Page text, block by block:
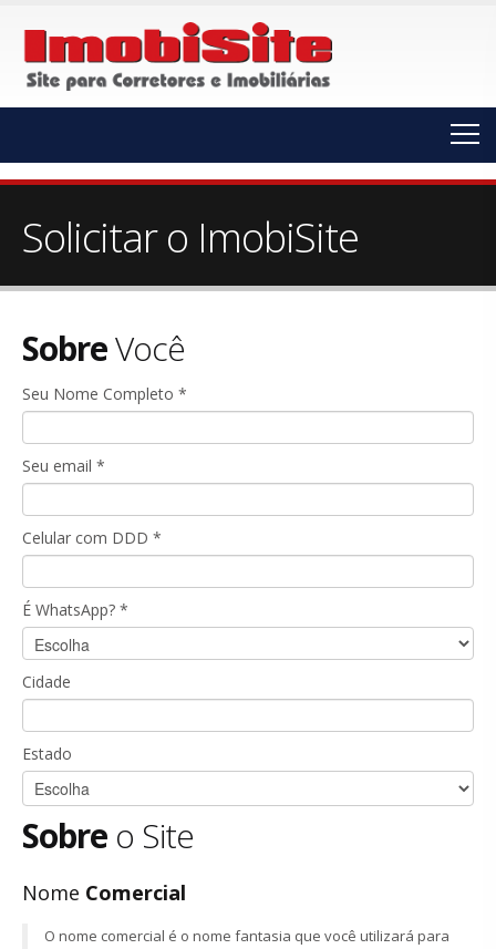
Solicitar o ImobiSite
SobreVocê
Seu Nome Completo *
Seu email *
Celular com DDD *
É WhatsApp? *
Cidade
Estado
Sobre o Site
Nome Comercial
O nome comercial é o nome fantasia que você utilizará para